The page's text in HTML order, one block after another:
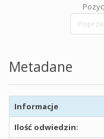
Metadane
Informacje
Ilość odwiedzin: